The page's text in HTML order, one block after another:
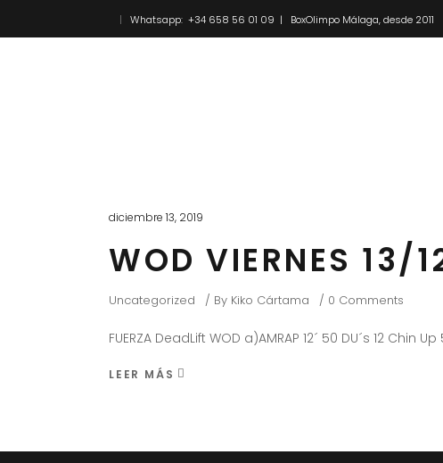
Whatsapp: +34 658 56 01 09 | BoxOlimpo Málaga, desde 2011
diciembre 13, 2019
WOD VIERNES 13/
Uncategorized By Kiko Cártama 0 Comments
FUERZA DeadLift WOD a)AMRAP 12´ 50 DU´s 12 Chin
LEER MÁS